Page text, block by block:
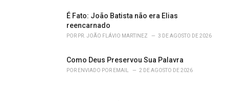
É Fato: João Batista não era Elias
reencarnado
POR PR. JOÃO FLÁVIO MARTINEZ 3 DE AGOSTO DE 2026
Como Deus Preservou Sua Palavra
POR ENVIADO POR EMAIL 2 DE AGOSTO DE 2026